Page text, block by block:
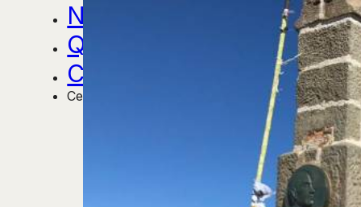
Notícies
Qui som?
Contactar
Cercar